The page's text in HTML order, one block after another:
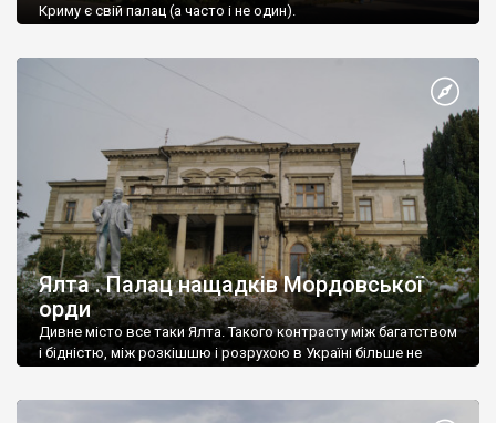
Криму є свій палац (а часто і не один).
Ялта . Палац нащадків Мордовської
орди
Дивне місто все таки Ялта. Такого контрасту між багатством
і бідністю, між розкішшю і розрухою в Україні більше не